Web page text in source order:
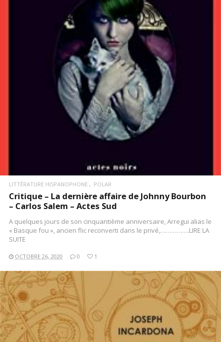
LIRE LA SUITE
LITTÉRATURE HISPANOPHONE POLAR
Critique – La dernière affaire de Johnny Bourbon
– Carlos Salem – Actes Sud
A quelques jours de son cinquantième anniversaire, Arregui alias le
« Basque fou », ancien flic reconverti dans le privé,…………….LIRE LA
SUITE
OCTOBRE 26, 2020 0 1